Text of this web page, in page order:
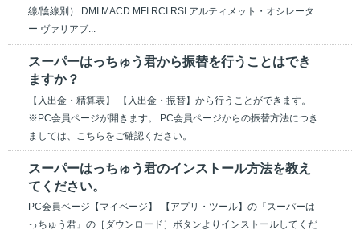
線/陰線別） DMI MACD MFI RCI RSI アルティメット・オシレータ
ー ヴァリアブ...
スーパーはっちゅう君から振替を行うことはでき
ますか？
【入出金・精算表】-【入出金・振替】から行うことができます。
※PC会員ページが開きます。 PC会員ページからの振替方法につき
ましては、こちらをご確認ください。
スーパーはっちゅう君のインストール方法を教え
てください。
PC会員ページ【マイページ】-【アプリ・ツール】の『スーパーは
っちゅう君』の［ダウンロード］ボタンよりインストールしてくだ